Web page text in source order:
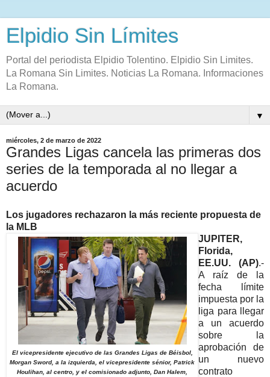
Elpidio Sin Límites
Portal del periodista Elpidio Tolentino. Elpidio Sin Limites.
La Romana Sin Limites. Noticias La Romana. Informaciones
La Romana.
▼
miércoles, 2 de marzo de 2022
Grandes Ligas cancela las primeras dos
series de la temporada al no llegar a
acuerdo
Los jugadores rechazaron la más reciente propuesta de
la MLB
El vicepresidente ejecutivo de las Grandes Ligas de Béisbol,
Morgan Sword, a la izquierda, el vicepresidente sénior, Patrick
Houlihan, al centro, y el comisionado adjunto, Dan Halem,
JUPITER,
Florida,
EE.UU. (AP).-
A raíz de la
fecha límite
impuesta por la
liga para llegar
a un acuerdo
sobre la
aprobación de
un nuevo
contrato